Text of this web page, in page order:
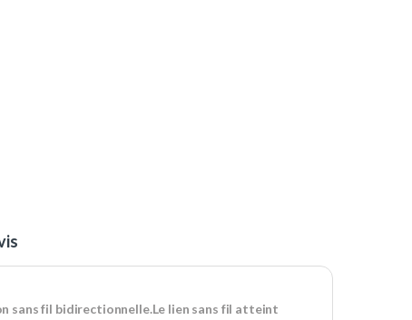
sans fil bidirectionnelle.Le lien sans fil atteint